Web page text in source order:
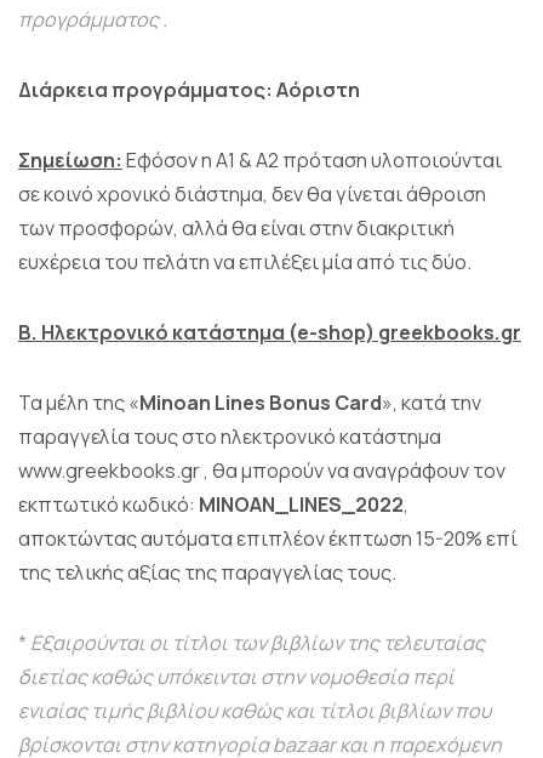
προγράμματος .
Διάρκεια προγράμματος: Αόριστη
Σημείωση: Εφόσον η Α1 & Α2 πρόταση υλοποιούνται
σε κοινό χρονικό διάστημα, δεν θα γίνεται άθροιση
των προσφορών, αλλά θα είναι στην διακριτική
ευχέρεια του πελάτη να επιλέξει μία από τις δύο.
Β. Ηλεκτρονικό κατάστημα (e-shop) greekbooks.gr
Τα μέλη της «Minoan Lines Bonus Card», κατά την
παραγγελία τους στο ηλεκτρονικό κατάστημα
www.greekbooks.gr, θα μπορούν να αναγράφουν τον
εκπτωτικό κωδικό: MINOAN_LINES_2022,
αποκτώντας αυτόματα επιπλέον έκπτωση 15-20% επί
της τελικής αξίας της παραγγελίας τους.
* Εξαιρούνται οι τίτλοι των βιβλίων της τελευταίας
διετίας καθώς υπόκεινται στην νομοθεσία περί
ενιαίας τιμής βιβλίου καθώς και τίτλοι βιβλίων που
βρίσκονται στην κατηγορία bazaar και η παρεχόμενη